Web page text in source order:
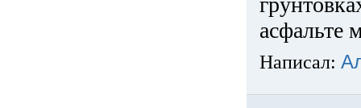
асфальте
Написал: